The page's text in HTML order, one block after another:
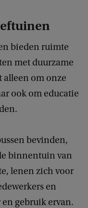
bieden ruimte
met duurzame
om onze
ook om educatie
bevinden,
binnentuin van
lenen zich voor
en
gebruik ervan.